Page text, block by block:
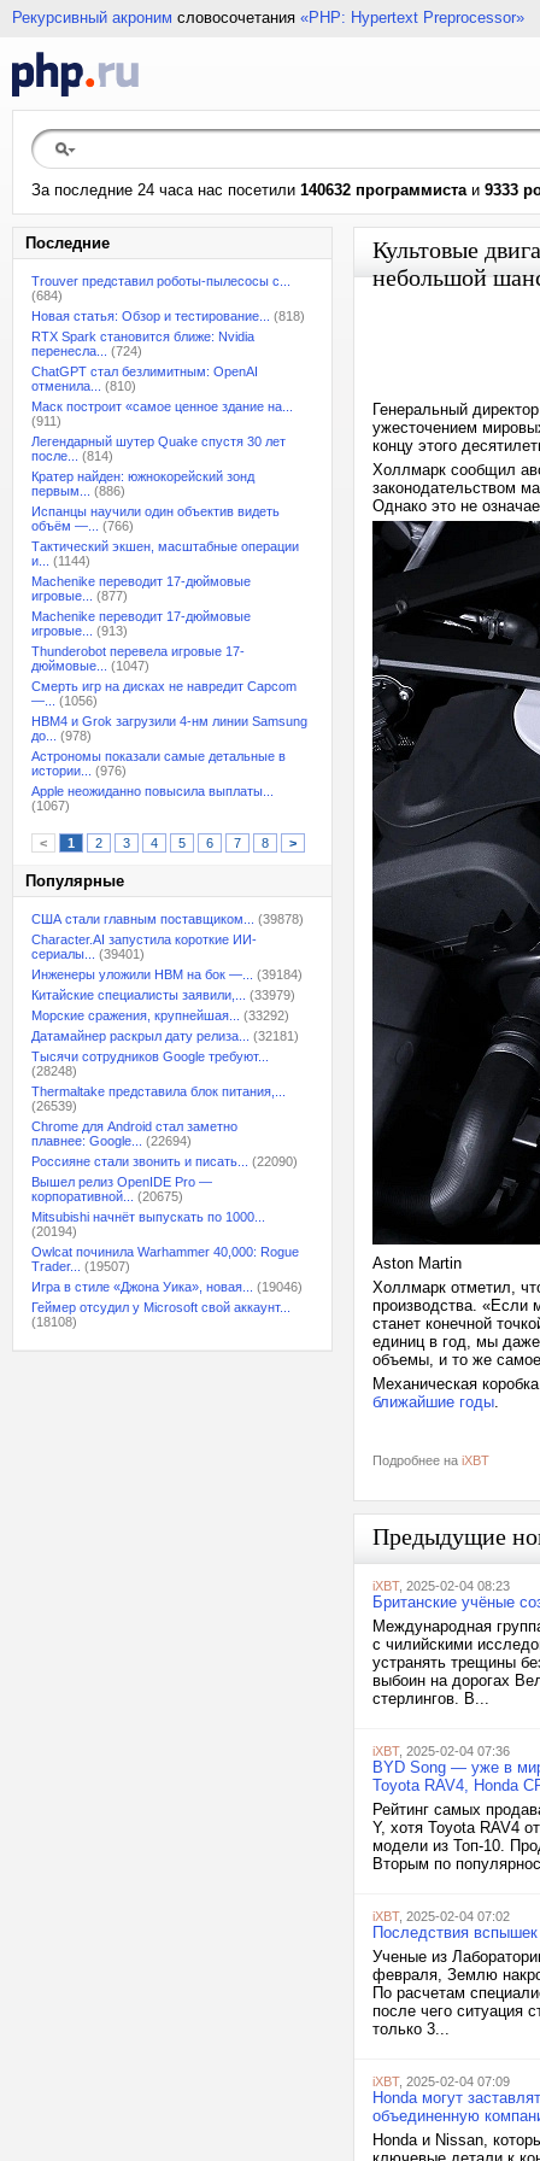
Рекурсивный акроним словосочетания «PHP: Hypertext Preprocessor»
За последние 24 часа нас посетили 140632 программистаи 9333
Последние
Trouver представил роботы-пылесосы с...
(684)
Новая статья: Обзор и тестирование...
(818)
RTX Spark становится ближе: Nvidia
перенесла...
(724)
ChatGPT стал безлимитным: OpenAI
отменила...
(810)
Маск построит «самое ценное здание на...
(911)
Легендарный шутер Quake спустя 30 лет
после...
(814)
Кратер найден: южнокорейский зонд
первым...
(886)
Испанцы научили один объектив видеть
объём —...
(766)
Тактический экшен, масштабные операции
и...
(1144)
Machenike переводит 17-дюймовые
игровые...
(877)
Machenike переводит 17-дюймовые
игровые...
(913)
Thunderobot перевела игровые 17-
дюймовые...
(1047)
Смерть игр на дисках не навредит Capcom
—...
(1056)
HBM4 и Grok загрузили 4-нм линии Samsung
до...
(978)
Астрономы показали самые детальные в
истории...
(976)
Apple неожиданно повысила выплаты...
(1067)
< 1 2 3 4 5 6 7 8 >
Популярные
США стали главным поставщиком...
(39878)
Character.AI запустила короткие ИИ-
сериалы...
(39401)
Инженеры уложили HBM на бок —...
(39184)
Китайские специалисты заявили,...
(33979)
Морские сражения, крупнейшая...
(33292)
Датамайнер раскрыл дату релиза...
(32181)
Тысячи сотрудников Google требуют...
(28248)
Thermaltake представила блок питания,...
(26539)
Chrome для Android стал заметно
плавнее: Google...
(22694)
Россияне стали звонить и писать...
(22090)
Вышел релиз OpenIDE Pro —
корпоративной...
(20675)
Mitsubishi начнёт выпускать по 1000...
(20194)
Owlcat починила Warhammer 40,000: Rogue
Trader...
(19507)
Игра в стиле «Джона Уика», новая...
(19046)
Геймер отсудил у Microsoft свой аккаунт...
(18108)
Культовые
небольшой
Генеральный
ужесточением
концу этого
Холлмарк сообщил
законодательством
Однако это не
Aston Martin
Холлмарк отметил,
производства. «Если
станет конечной
единиц в год, мы
объемы, и то же
Механическая
ближайшие годы.
Подробнее на iXBT
Предыдущие
iXBT, 2025-02-04 08:23
Британские учёные
Международная
с чилийскими
устранять трещины
выбоин на дорогах
стерлингов. В...
iXBT, 2025-02-04 07:36
BYD Song — уже в
Toyota RAV4, Honda
Рейтинг самых
Y, хотя Toyota RAV4
модели из Топ-10.
Вторым по
iXBT, 2025-02-04 07:02
Последствия
Ученые из
февраля, Землю
По расчетам
после чего ситуация
только 3...
iXBT, 2025-02-04 07:09
Honda могут
объединенную
Honda и Nissan,